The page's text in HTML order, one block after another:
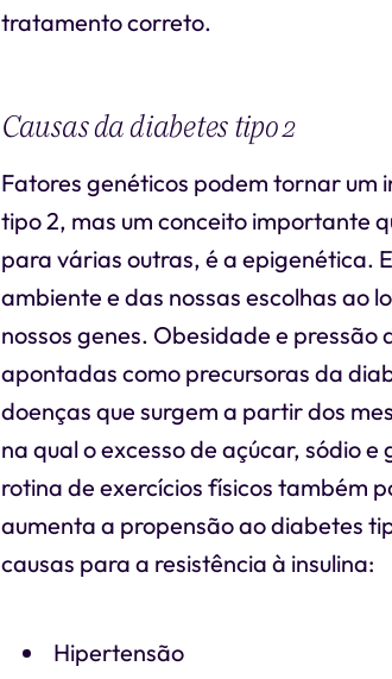
tratamento correto.
Causas da diabetes tipo 2
Fatores genéticos podem tornar um
tipo 2, mas um conceito importante
para várias outras, é a epigenética.
ambiente e das nossas escolhas ao
nossos genes. Obesidade e
apontadas como precursoras da
doenças que surgem a partir dos
na qual o excesso de açúcar, sódio
rotina de exercícios físicos também
aumenta a propensão ao diabetes
causas para a resistência à insulina:
Hipertensão